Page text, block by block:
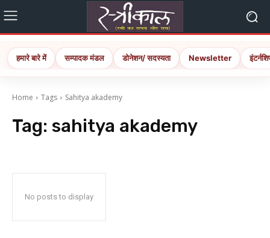
हमारे बारे में सम्पादक मंडल डोनेशन/ सदस्यता Newsletter
Home Tags Sahitya akademy
Tag: sahitya akademy
No posts to display